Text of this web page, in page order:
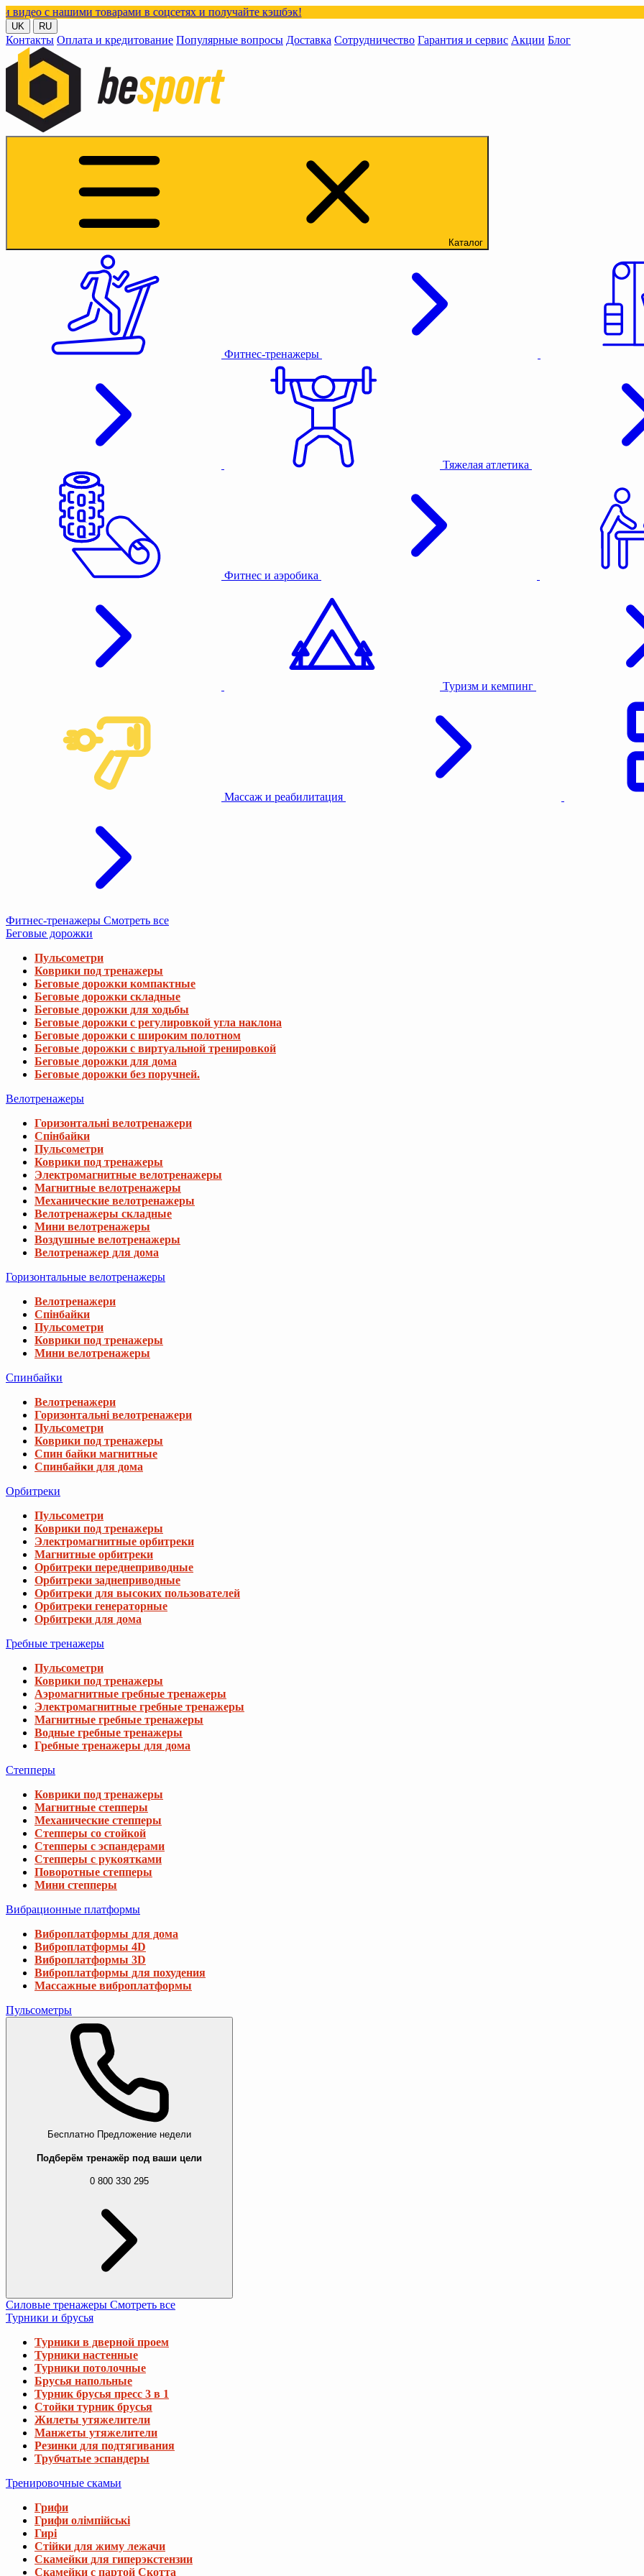
товарами в соцсетях и получайте кэшбэк!
UK RU
Контакты Оплата и кредитование Популярные вопросы Доставка Сотрудничество Гарантия и сервис Акции Блог
Каталог
Фитнес-тренажеры
Тяжелая атлетика
Фитнес и аэробика
Туризм и кемпинг
Массаж и реабилитация
Фитнес-тренажеры Смотреть все
Беговые дорожки
Пульсометри
Коврики под тренажеры
Беговые дорожки компактные
Беговые дорожки складные
Беговые дорожки для ходьбы
Беговые дорожки с регулировкой угла наклона
Беговые дорожки с широким полотном
Беговые дорожки с виртуальной тренировкой
Беговые дорожки для дома
Беговые дорожки без поручней.
Велотренажеры
Горизонтальні велотренажери
Спінбайки
Пульсометри
Коврики под тренажеры
Электромагнитные велотренажеры
Магнитные велотренажеры
Механические велотренажеры
Велотренажеры складные
Мини велотренажеры
Воздушные велотренажеры
Велотренажер для дома
Горизонтальные велотренажеры
Велотренажери
Спінбайки
Пульсометри
Коврики под тренажеры
Мини велотренажеры
Спинбайки
Велотренажери
Горизонтальні велотренажери
Пульсометри
Коврики под тренажеры
Спин байки магнитные
Спинбайки для дома
Орбитреки
Пульсометри
Коврики под тренажеры
Электромагнитные орбитреки
Магнитные орбитреки
Орбитреки переднеприводные
Орбитреки заднеприводные
Орбитреки для высоких пользователей
Орбитреки генераторные
Орбитреки для дома
Гребные тренажеры
Пульсометри
Коврики под тренажеры
Аэромагнитные гребные тренажеры
Электромагнитные гребные тренажеры
Магнитные гребные тренажеры
Водные гребные тренажеры
Гребные тренажеры для дома
Степперы
Коврики под тренажеры
Магнитные степперы
Механические степперы
Степперы со стойкой
Степперы с эспандерами
Степперы с рукоятками
Поворотные степперы
Мини степперы
Вибрационные платформы
Виброплатформы для дома
Виброплатформы 4D
Виброплатформы 3D
Виброплатформы для похудения
Массажные виброплатформы
Пульсометры
Бесплатно Предложение недели
Подберём тренажёр под ваши цели
0 800 330 295
Силовые тренажеры Смотреть все
Турники и брусья
Турники в дверной проем
Турники настенные
Турники потолочные
Брусья напольные
Турник брусья пресс 3 в 1
Стойки турник брусья
Жилеты утяжелители
Манжеты утяжелители
Резинки для подтягивания
Трубчатые эспандеры
Тренировочные скамьи
Грифи
Грифи олімпійські
Гирі
Стійки для жиму лежачи
Скамейки для гиперэкстензии
Скамейки с партой Скотта